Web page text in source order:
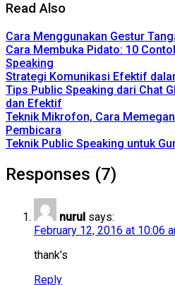
Read Also
Cara Menggunakan Gestur
Cara Membuka Pidato: 10
Speaking
Strategi Komunikasi Efektif
Tips Public Speaking dari Chat
dan Efektif
Teknik Mikrofon, Cara
Pembicara
Teknik Public Speaking untuk
Responses (7)
nurul says:
February 12, 2016 at 10:06
thank’s
Reply